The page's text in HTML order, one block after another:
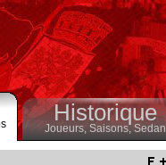
Historique
Joueurs, Saisons,Sedan